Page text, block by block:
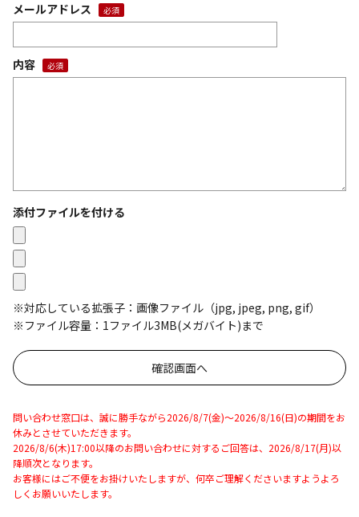
メールアドレス
内容
添付ファイルを付ける
※対応している拡張子：画像ファイル（jpg, jpeg, png, gif）
※ファイル容量：1ファイル3MB(メガバイト)まで
問い合わせ窓口は、誠に勝手ながら2026/8/7(金)～2026/8/16(日)の期間をお
休みとさせていただきます。
2026/8/6(木)17:00以降のお問い合わせに対するご回答は、2026/8/17(月)以
降順次となります。
お客様にはご不便をお掛けいたしますが、何卒ご理解くださいますようよろ
しくお願いいたします。